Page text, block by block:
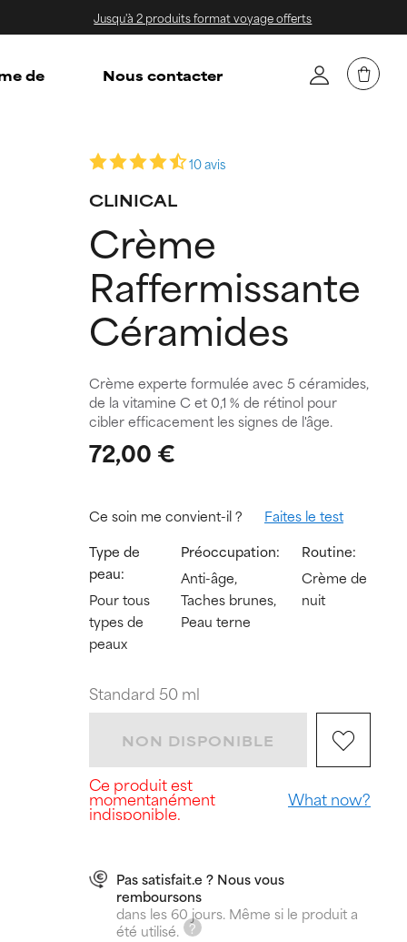
Jusqu'à 2 produits format voyage offerts
de Nous contacter
10 avis
CLINICAL
Crème
Raffermissante
Céramides
Crème experte formulée avec 5 céramides,
de la vitamine C et 0,1 % de rétinol pour
cibler efficacement les signes de l'âge.
72,00 €
Ce soin me convient-il ?
Faites le test
Type de
peau:
Pour tous
types de
peaux
Préoccupation:
Anti-âge,
Taches brunes,
Peau terne
Routine:
Crème de
nuit
Standard 50 ml
Ce produit est
momentanément
indisponible.
What now?
NON DISPONIBLE
Pas satisfait.e ? Nous vous
remboursons
dans les 60 jours. Même si le produit a
été utilisé.